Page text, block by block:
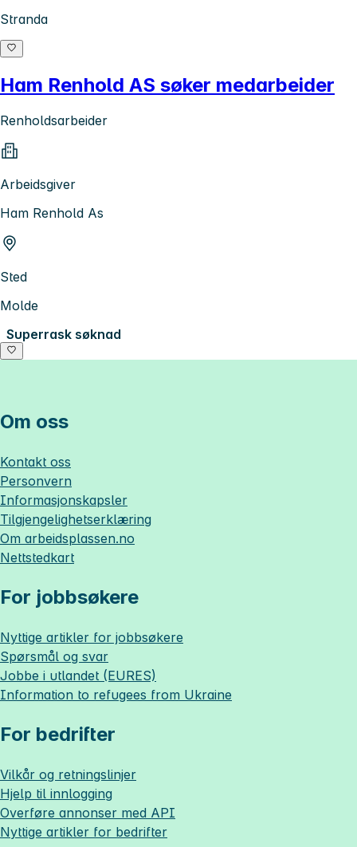
Stranda
Ham Renhold AS søker medarbeider
Renholdsarbeider
Arbeidsgiver
Ham Renhold As
Sted
Molde
Superrask søknad
Om oss
Kontakt oss
Personvern
Informasjonskapsler
Tilgjengelighetserklæring
Om arbeidsplassen.no
Nettstedkart
For jobbsøkere
Nyttige artikler for jobbsøkere
Spørsmål og svar
Jobbe i utlandet (EURES)
Information to refugees from Ukraine
For bedrifter
Vilkår og retningslinjer
Hjelp til innlogging
Overføre annonser med API
Nyttige artikler for bedrifter